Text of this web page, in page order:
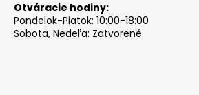
Otváracie hodiny:
Pondelok-Piatok: 10:00-18:00
Sobota, Nedeľa: Zatvorené